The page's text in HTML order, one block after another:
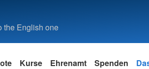
the English one
Kurse Ehrenamt Spenden